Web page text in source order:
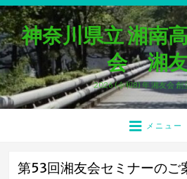
神奈川県立 湘南
会 湘
2026 (令和8) 年 湘友会 創
メニュー
第53回湘友会セミナーのご